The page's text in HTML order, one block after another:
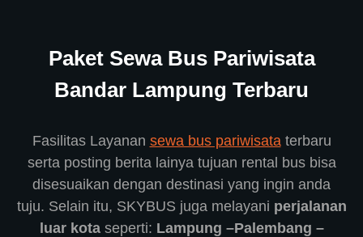
Paket Sewa Bus Pariwisata
Bandar Lampung Terbaru
Fasilitas Layanan sewa bus pariwisataterbaru
serta posting berita lainya tujuan rental bus bisa
disesuaikan dengan destinasi yang ingin anda
tuju. Selain itu, SKYBUS juga melayani perjalanan
luar kotaseperti: Lampung –Palembang –